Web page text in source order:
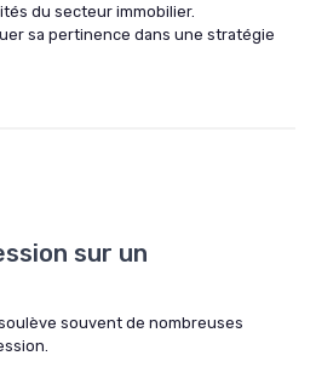
du secteur immobilier.
sa pertinence dans une stratégie
sur un
souvent de nombreuses